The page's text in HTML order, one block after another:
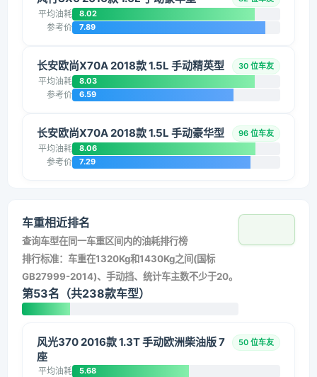
平均油耗 8.02
参考价 7.89
长安欧尚X70A 2018款 1.5L 手动精英型 30 位车友
平均油耗 8.03
参考价 6.59
长安欧尚X70A 2018款 1.5L 手动豪华型 96 位车友
平均油耗 8.06
参考价 7.29
车重相近排名
查询车型在同一车重区间内的油耗排行榜
排行标准：车重在1320Kg和1430Kg之间(国标
GB27999-2014)、手动挡、统计车主数不少于20。
第53名（共238款车型）
风光370 2016款 1.3T 手动欧洲柴油版 7
座
50 位车友
平均油耗 5.68